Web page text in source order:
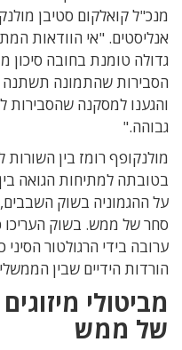
מנכ"ל קואלקום סטיבן
אנליסטים. "אי הוודאות
גדולה טומנת בחובה סיכון
הסבירות שהתמונה תשתנה
והגענו למסקנה שהסבירות
גבוהה."
מולנקופף רומז בין
בטובתה למתיחות הגואה
על ההגמוניה בשוק
סחר של ממש. בשוק
ערובה בידי הרגולטור
הורדות הידיים שבין
מביטולי
של ממש